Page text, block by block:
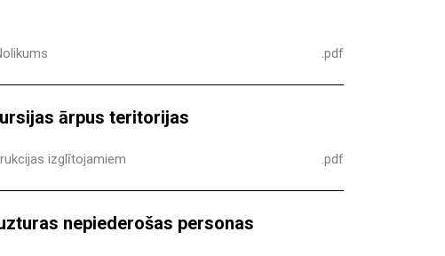
.pdf
ārpus teritorijas
izglītojamiem .pdf
nepiederošas personas